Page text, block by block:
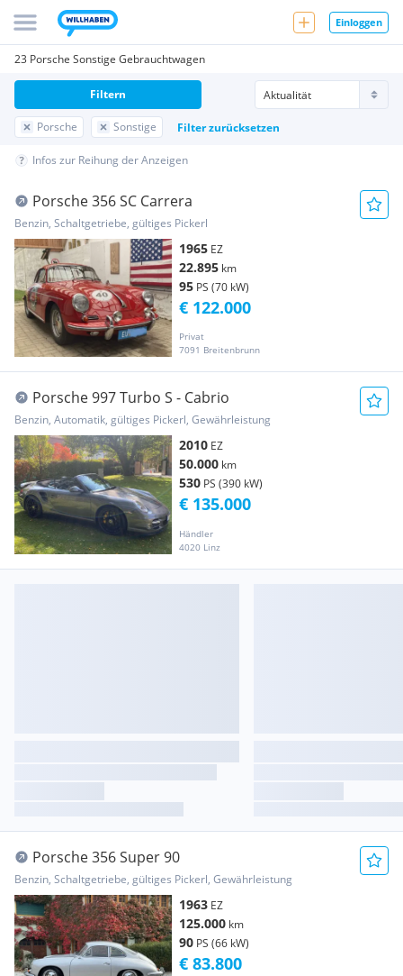
Einloggen
23 Porsche Sonstige Gebrauchtwagen
Porsche Sonstige Filter zurücksetzen
Filtern
Infos zur Reihung der Anzeigen
Porsche 356 SC Carrera
Benzin, Schaltgetriebe, gültiges Pickerl
1965 EZ
22.895 km
95 PS (70 kW)
Privat
7091 Breitenbrunn
€ 122.000
Porsche 997 Turbo S - Cabrio
Benzin, Automatik, gültiges Pickerl, Gewährleistung
2010 EZ
50.000 km
530 PS (390 kW)
Händler
4020 Linz
€ 135.000
Porsche 356 Super 90
Benzin, Schaltgetriebe, gültiges Pickerl, Gewährleistung
1963 EZ
125.000 km
90 PS (66 kW)
€ 83.800